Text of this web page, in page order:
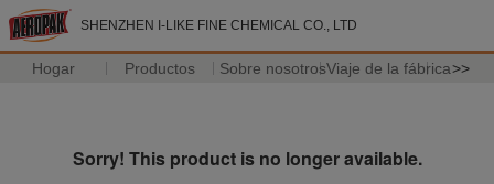
SHENZHEN I-LIKE FINE CHEMICAL CO., LTD
Hogar Productos Sobre nosotrosViaje de la fábrica>>
Sorry! This product is no longer available.